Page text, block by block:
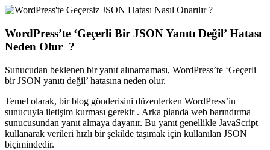
WordPress’te ‘Geçerli Bir JSON Yanıtı Değil’ Hatası
Neden Olur ?
Sunucudan beklenen bir yanıt alınamaması, WordPress’te ‘Geçerli
bir JSON yanıtı değil’ hatasına neden olur.
Temel olarak, bir blog gönderisini düzenlerken WordPress’in
sunucuyla iletişim kurması gerekir . Arka planda web barındırma
sunucusundan yanıt almaya dayanır. Bu yanıt genellikle JavaScript
kullanarak verileri hızlı bir şekilde taşımak için kullanılan JSON
biçimindedir.